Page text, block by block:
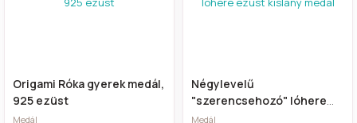
Origami Róka gyerek medál,
925 ezüst
Medál
Négylevelű
"szerencsehozó" lóhere
ezüst kislány medál
Medál